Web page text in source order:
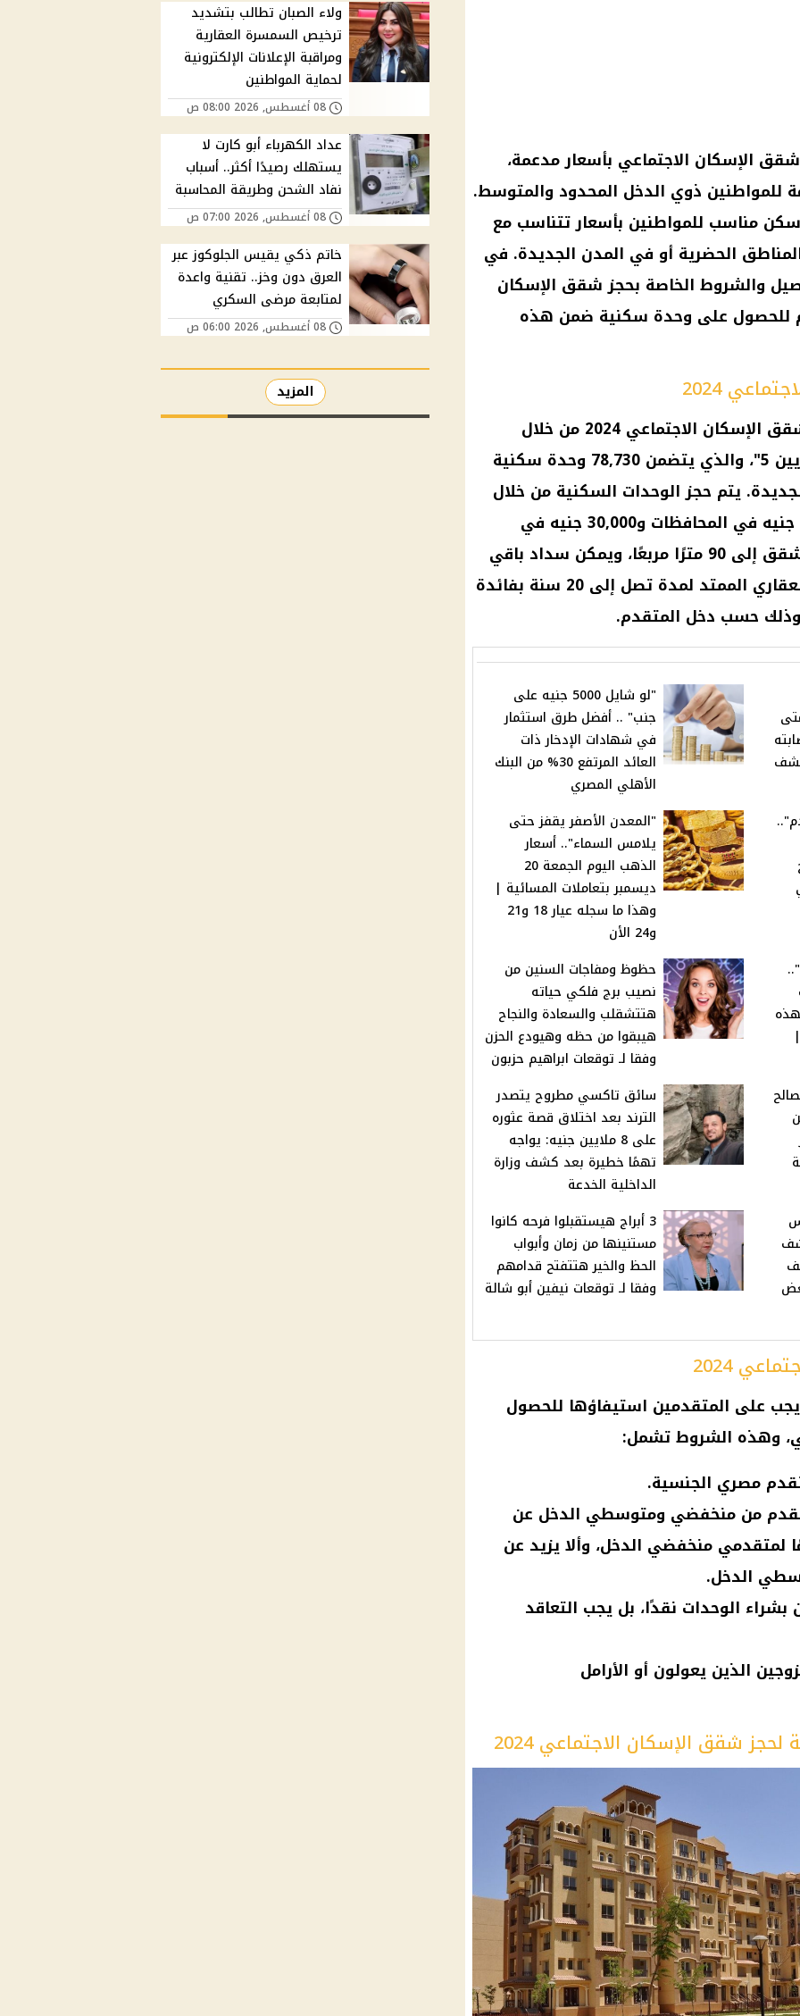
الإسكان الاجتماعي بأسعار مدعمة،
للمواطنين ذوي الدخل المحدود والمتوسط.
مناسب للمواطنين بأسعار تتناسب مع
الحضرية أو في المدن الجديدة. في
والشروط الخاصة بحجز شقق الإسكان
التقديم للحصول على وحدة سكنية ضمن هذه
2024
تستمر وزارة الإسكان في طرح شقق الإسكان الاجتماعي 2024 من خلال
الإعلان الجديد "سكن لكل المصريين 5"، والذي يتضمن 78,730 وحدة سكنية
يتم حجز الوحدات السكنية من خلال
سداد مقدم حجز يبدأ من 20,000 جنيه في المحافظات و30,000 جنيه في
المدن الجديدة. وتصل مساحة الشقق إلى 90 مترًا مربعًا، ويمكن سداد باقي
قيمة الشقة عبر نظام التمويل العقاري الممتد لمدة تصل إلى 20 سنة بفائدة
"لو شايل 5000 جنيه على
جنب" .. أفضل طرق استثمار
في شهادات الإدخار ذات
العائد المرتفع 30% من البنك
الأهلي المصري
"المعدن الأصفر يقفز حتى
يلامس السماء".. أسعار
الذهب اليوم الجمعة 20
ديسمبر بتعاملات المسائية |
وهذا ما سجله عيار 18 و21
و24 الأن
لهذه
حظوظ ومفاجات السنين من
نصيب برج فلكي حياته
هتتشقلب والسعادة والنجاح
هيبقوا من حظه وهيودع الحزن
وفقا لـ توقعات ابراهيم حزبون
سائق تاكسي مطروح يتصدر
الترند بعد اختلاق قصة عثوره
على 8 ملايين جنيه: يواجه
تهمًا خطيرة بعد كشف وزارة
الداخلية الخدعة
3 أبراج هيستقبلوا فرحه كانوا
مستنينها من زمان وأبواب
الحظ والخير هتتفتح قدامهم
وفقا لـ توقعات نيفين أبو شالة
2024
على المتقدمين استيفاؤها للحصول
وهذه الشروط تشمل:
مصري الجنسية.
من منخفضي ومتوسطي الدخل عن
وألا يزيد عن 50 عامًا لمتقدمي منخفضي الدخل، وألا يزيد عن
الدخل.
الوحدات نقدًا، بل يجب التعاقد
الذين يعولون أو الأرامل
شقق الإسكان الاجتماعي 2024
ولاء الصبان تطالب بتشديد
ترخيص السمسرة العقارية
ومراقبة الإعلانات الإلكترونية
لحماية المواطنين
08 أغسطس, 2026 08:00 ص
عداد الكهرباء أبو كارت لا
يستهلك رصيدًا أكثر.. أسباب
نفاد الشحن وطريقة المحاسبة
08 أغسطس, 2026 07:00 ص
خاتم ذكي يقيس الجلوكوز عبر
العرق دون وخز.. تقنية واعدة
لمتابعة مرضى السكري
08 أغسطس, 2026 06:00 ص
المزيد